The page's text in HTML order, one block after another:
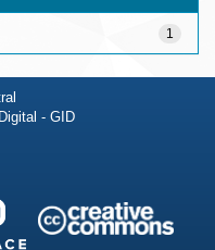
1
- GID